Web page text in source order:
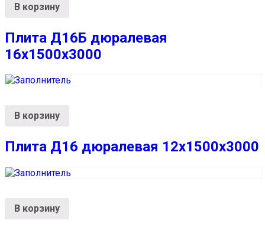
В корзину
Плита Д16Б дюралевая
16x1500x3000
В корзину
Плита Д16 дюралевая 12x1500x3000
В корзину